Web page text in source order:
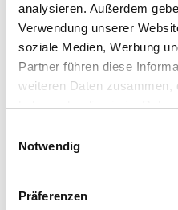
analysieren. Außerdem
Verwendung unserer
soziale Medien, Werbung
Partner führen diese
weiteren Daten zusammen,
haben oder die sie im
Cookies, wenn Sie unsere
Notwendig
Präferenzen
Case